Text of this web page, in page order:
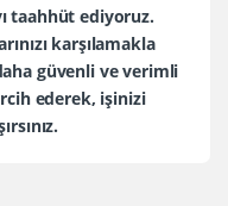
taahhüt ediyoruz.
karşılamakla
güvenli ve verimli
ederek, işinizi